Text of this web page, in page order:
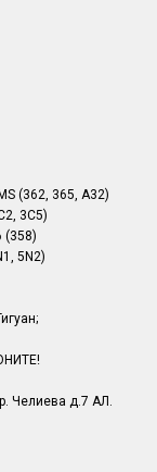
(362, 365, A32)
3C5)
(358)
5N2)
Челиева д.7 АЛ.